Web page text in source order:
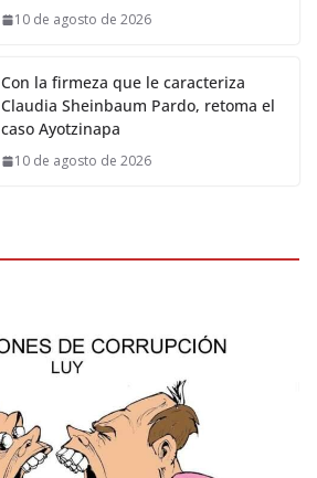
10 de agosto de 2026
Con la firmeza que le caracteriza
Claudia Sheinbaum Pardo, retoma el
caso Ayotzinapa
10 de agosto de 2026